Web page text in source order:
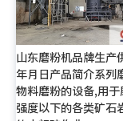
山东磨粉机品牌生产
年月日产品简介系列
物料磨粉的设备,用
强度以下的各类矿石